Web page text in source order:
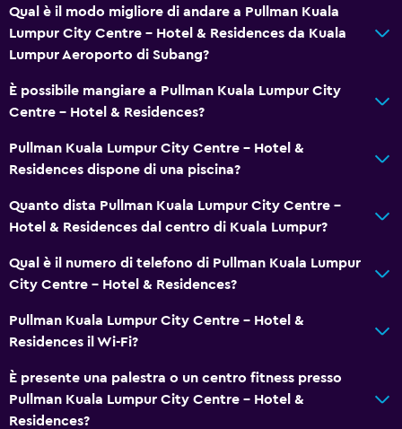
Cucina
Bollitore elettrico
Cucina
Frigorifero
Area pranzo
Generale
Camere per famiglie
Camere comunicanti disponibili
Qual è il modo migliore di andare a Pullman Kuala
Lumpur City Centre - Hotel & Residences da Kuala
Lumpur Aeroporto di Subang?
È possibile mangiare a Pullman Kuala Lumpur City
Centre - Hotel & Residences?
Pullman Kuala Lumpur City Centre - Hotel &
Residences dispone di una piscina?
Quanto dista Pullman Kuala Lumpur City Centre -
Hotel & Residences dal centro di Kuala Lumpur?
Qual è il numero di telefono di Pullman Kuala Lumpur
City Centre - Hotel & Residences?
Pullman Kuala Lumpur City Centre - Hotel &
Residences il Wi-Fi?
È presente una palestra o un centro fitness presso
Pullman Kuala Lumpur City Centre - Hotel &
Residences?